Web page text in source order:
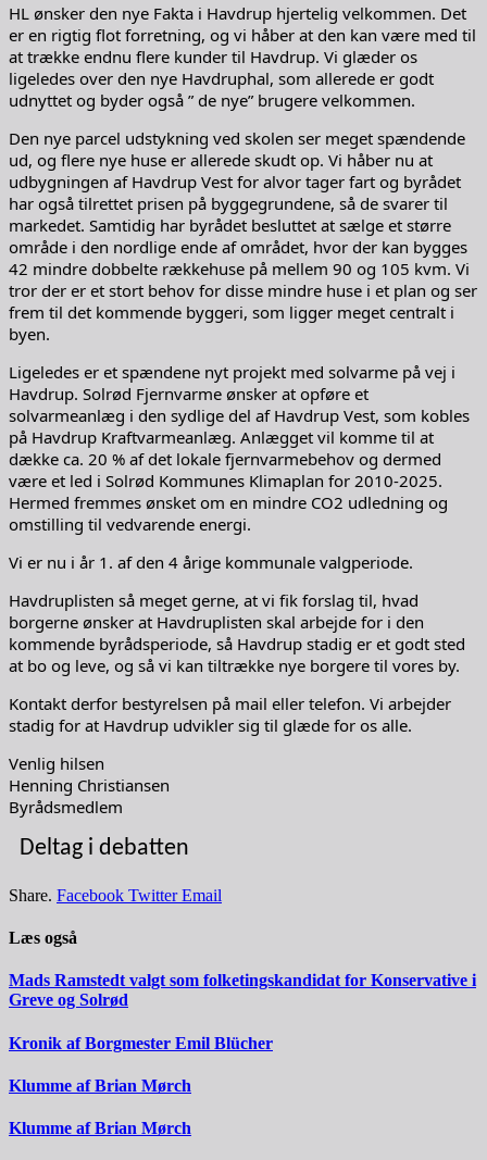
HL ønsker den nye Fakta i Havdrup hjertelig velkommen. Det
er en rigtig flot forretning, og vi håber at den kan være med til
at trække endnu flere kunder til Havdrup. Vi glæder os
ligeledes over den nye Havdruphal, som allerede er godt
udnyttet og byder også ” de nye” brugere velkommen.
Den nye parcel udstykning ved skolen ser meget spændende
ud, og flere nye huse er allerede skudt op. Vi håber nu at
udbygningen af Havdrup Vest for alvor tager fart og byrådet
har også tilrettet prisen på byggegrundene, så de svarer til
markedet. Samtidig har byrådet besluttet at sælge et større
område i den nordlige ende af området, hvor der kan bygges
42 mindre dobbelte rækkehuse på mellem 90 og 105 kvm. Vi
tror der er et stort behov for disse mindre huse i et plan og ser
frem til det kommende byggeri, som ligger meget centralt i
byen.
Ligeledes er et spændene nyt projekt med solvarme på vej i
Havdrup. Solrød Fjernvarme ønsker at opføre et
solvarmeanlæg i den sydlige del af Havdrup Vest, som kobles
på Havdrup Kraftvarmeanlæg. Anlægget vil komme til at
dække ca. 20 % af det lokale fjernvarmebehov og dermed
være et led i Solrød Kommunes Klimaplan for 2010-2025.
Hermed fremmes ønsket om en mindre CO2 udledning og
omstilling til vedvarende energi.
Vi er nu i år 1. af den 4 årige kommunale valgperiode.
Havdruplisten så meget gerne, at vi fik forslag til, hvad
borgerne ønsker at Havdruplisten skal arbejde for i den
kommende byrådsperiode, så Havdrup stadig er et godt sted
at bo og leve, og så vi kan tiltrække nye borgere til vores by.
Kontakt derfor bestyrelsen på mail eller telefon. Vi arbejder
stadig for at Havdrup udvikler sig til glæde for os alle.
Venlig hilsen
Henning Christiansen
Byrådsmedlem
Deltag i debatten
Share. Facebook Twitter Email
Læs også
Mads Ramstedt valgt som folketingskandidat for Konservative i
Greve og Solrød
Kronik af Borgmester Emil Blücher
Klumme af Brian Mørch
Klumme af Brian Mørch